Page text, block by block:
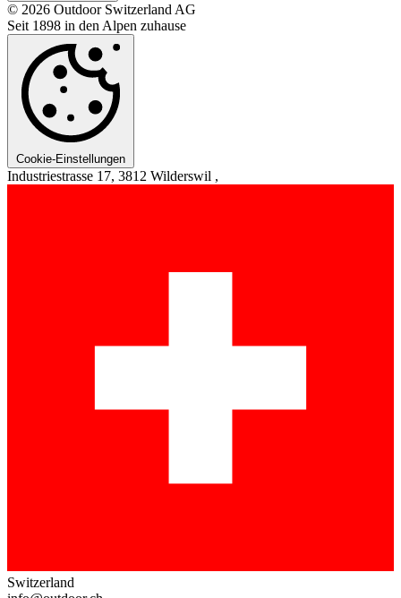
© 2026 Outdoor Switzerland AG
Seit 1898 in den Alpen zuhause
Cookie-Einstellungen
Industriestrasse 17, 3812 Wilderswil ,
Switzerland